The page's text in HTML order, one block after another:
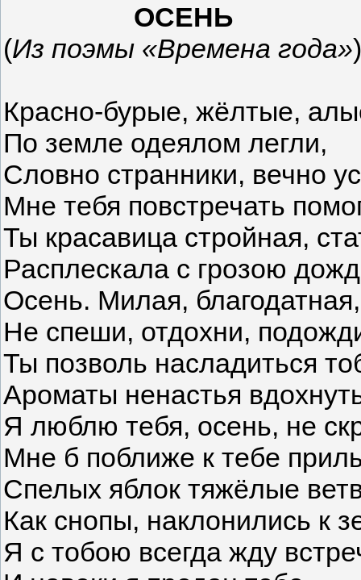
ОСЕНЬ
(Из поэмы «Времена года»)
Красно-бурые, жёлтые,
По земле одеялом легли,
Словно странники, вечно
Мне тебя повстречать
Ты красавица стройная,
Расплескала с грозою
Осень. Милая, благодатная,
Не спеши, отдохни,
Ты позволь насладиться
Ароматы ненастья
Я люблю тебя, осень, не
Мне б поближе к тебе
Спелых яблок тяжёлые
Как снопы, наклонились к
Я с тобою всегда жду